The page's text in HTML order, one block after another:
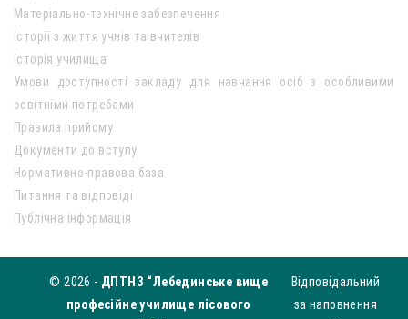
Матеріально-технічне забезпечення
Історії з життя учнів та вчителів
Історія училища
Умови доступності закладу для навчання осіб з особливими
освітніми потребами
Правила прийому
Документи до вступу
Нормативно-правова база
Питання та відповіді
Публічна інформація
© 2026 - ДПТНЗ “Лебединське вище
професійне училище лісового
Відповідальний
за наповнення